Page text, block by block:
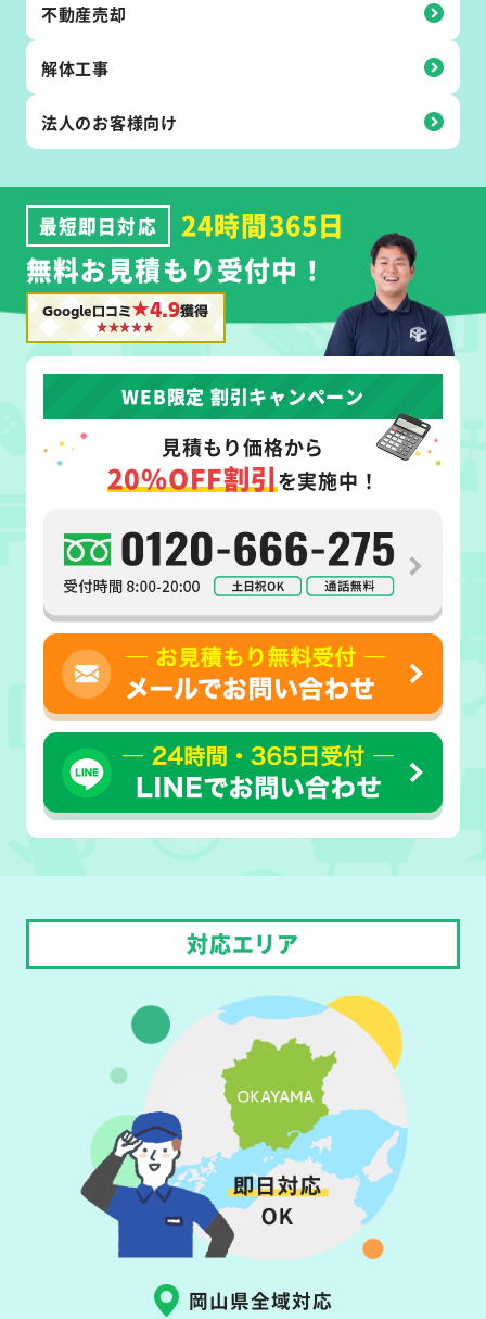
不動産売却
解体工事
法人のお客様向け
最短即日対応
24時間365日
無料お見積もり受付中！
Google口コミ★4.9獲得
WEB限定 割引キャンペーン
見積もり価格から
20%OFF割引を実施中！
対応エリア
岡山県全域対応